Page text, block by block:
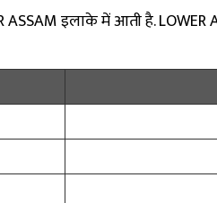
इलाके में आती है. LOWER